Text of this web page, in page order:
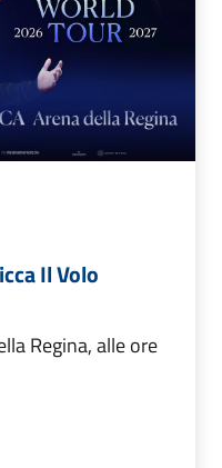
Il Volo
Regina, alle ore